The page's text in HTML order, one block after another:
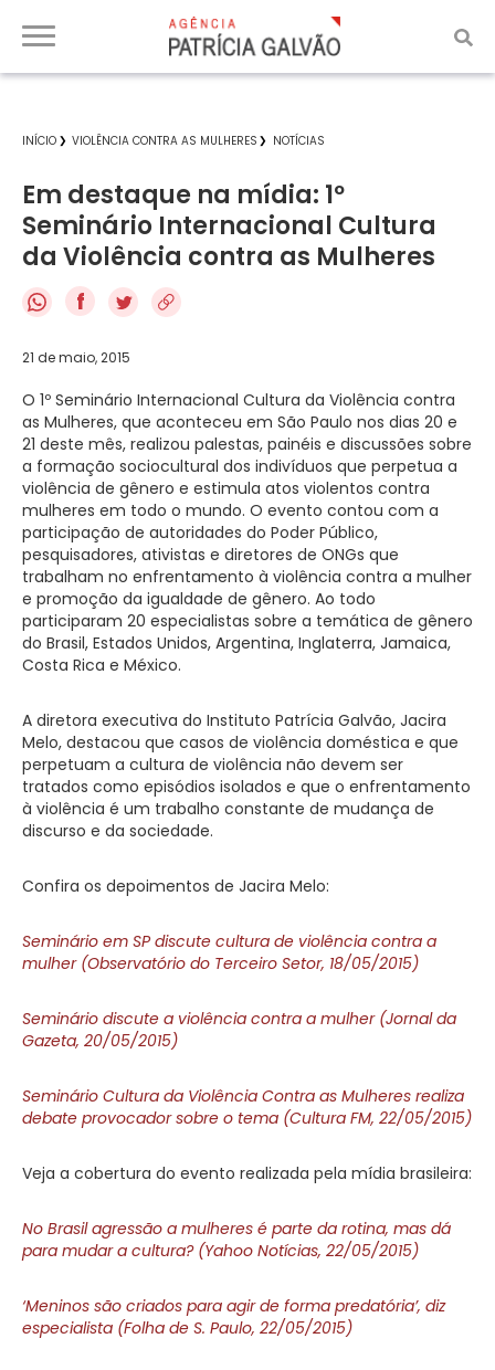
INÍCIO VIOLÊNCIA CONTRA AS MULHERES NOTÍCIAS
Em destaque na mídia: 1º
Seminário Internacional Cultura
da Violência contra as Mulheres
f
21 de maio, 2015
O 1º Seminário Internacional Cultura da Violência contra
as Mulheres, que aconteceu em São Paulo nos dias 20 e
21 deste mês, realizou palestas, painéis e discussões sobre
a formação sociocultural dos indivíduos que perpetua a
violência de gênero e estimula atos violentos contra
mulheres em todo o mundo. O evento contou com a
participação de autoridades do Poder Público,
pesquisadores, ativistas e diretores de ONGs que
trabalham no enfrentamento à violência contra a mulher
e promoção da igualdade de gênero. Ao todo
participaram 20 especialistas sobre a temática de gênero
do Brasil, Estados Unidos, Argentina, Inglaterra, Jamaica,
Costa Rica e México.
A diretora executiva do Instituto Patrícia Galvão, Jacira
Melo, destacou que casos de violência doméstica e que
perpetuam a cultura de violência não devem ser
tratados como episódios isolados e que o enfrentamento
à violência é um trabalho constante de mudança de
discurso e da sociedade.
Confira os depoimentos de Jacira Melo:
Seminário em SP discute cultura de violência contra a
mulher (Observatório do Terceiro Setor, 18/05/2015)
Seminário discute a violência contra a mulher (Jornal da
Gazeta, 20/05/2015)
Seminário Cultura da Violência Contra as Mulheres realiza
debate provocador sobre o tema (Cultura FM, 22/05/2015)
Veja a cobertura do evento realizada pela mídia brasileira:
No Brasil agressão a mulheres é parte da rotina, mas dá
para mudar a cultura? (Yahoo Notícias, 22/05/2015)
‘Meninos são criados para agir de forma predatória’, diz
especialista (Folha de S. Paulo, 22/05/2015)